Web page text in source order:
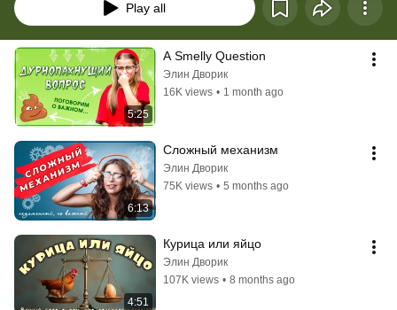
Play all
5:25
A Smelly Question
Элин Дворик
16K views • 1 month ago
6:13
Сложный механизм
Элин Дворик
75K views • 5 months ago
4:51
Курица или яйцо
Элин Дворик
107K views • 8 months ago